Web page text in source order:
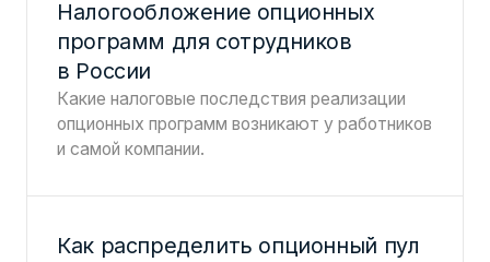
Налогообложение опционных
программ для сотрудников
в России
Какие налоговые последствия реализации
опционных программ возникают у работников
и самой компании.
Как распределить опционный пул